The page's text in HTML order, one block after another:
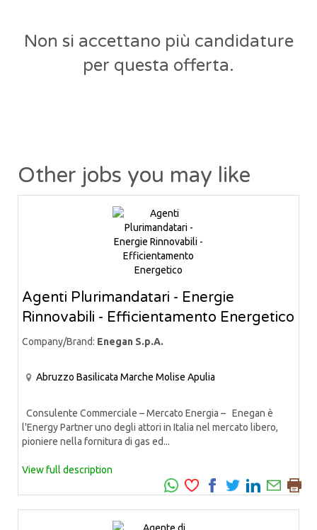
Non si accettano più candidature
per questa offerta.
Other jobs you may like
Agenti Plurimandatari - Energie
Rinnovabili - Efficientamento Energetico
Company/Brand: Enegan S.p.A.
Abruzzo Basilicata Marche Molise Apulia
Consulente Commerciale – Mercato Energia – Enegan è
l'Energy Partner uno degli attori in Italia nel mercato libero,
pioniere nella fornitura di gas ed...
View full description